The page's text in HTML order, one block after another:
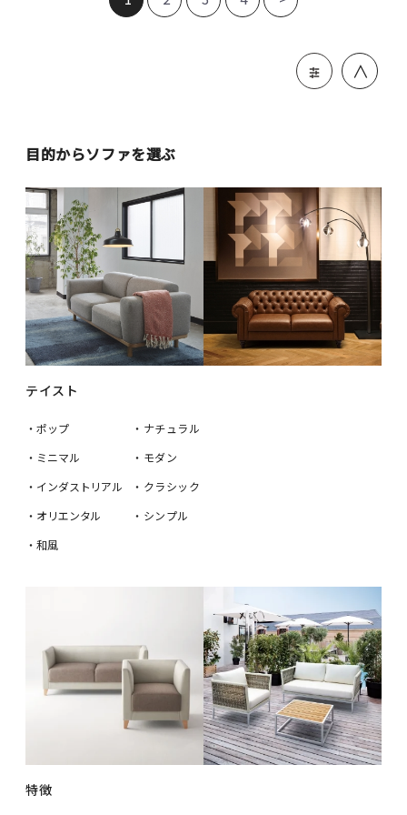
＞
目的からソファを選ぶ
テイスト
・ポップ
・ミニマル
・インダストリアル
・オリエンタル
・和風
・ナチュラル
・モダン
・クラシック
・シンプル
特徴